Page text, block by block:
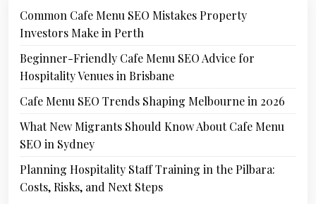
Common Cafe Menu SEO Mistakes Property
Investors Make in Perth
Beginner-Friendly Cafe Menu SEO Advice for
Hospitality Venues in Brisbane
Cafe Menu SEO Trends Shaping Melbourne in 2026
What New Migrants Should Know About Cafe Menu
SEO in Sydney
Planning Hospitality Staff Training in the Pilbara:
Costs, Risks, and Next Steps